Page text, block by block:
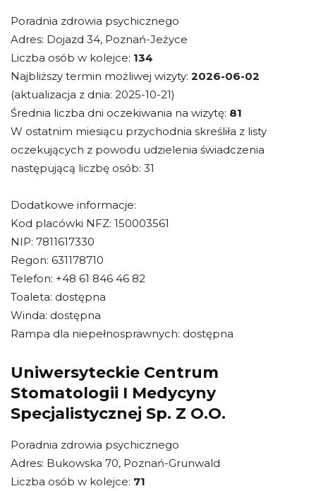
Poradnia zdrowia psychicznego
Adres: Dojazd 34, Poznań-Jeżyce
Liczba osób w kolejce: 134
Najbliższy termin możliwej wizyty: 2026-06-02
(aktualizacja z dnia: 2025-10-21)
Średnia liczba dni oczekiwania na wizytę: 81
W ostatnim miesiącu przychodnia skreśliła z listy
oczekujących z powodu udzielenia świadczenia
następującą liczbę osób: 31
Dodatkowe informacje:
Kod placówki NFZ: 150003561
NIP: 7811617330
Regon: 631178710
Telefon: +48 61 846 46 82
Toaleta: dostępna
Winda: dostępna
Rampa dla niepełnosprawnych: dostępna
Uniwersyteckie Centrum
Stomatologii I Medycyny
Specjalistycznej Sp. Z O.O.
Poradnia zdrowia psychicznego
Adres: Bukowska 70, Poznań-Grunwald
Liczba osób w kolejce: 71